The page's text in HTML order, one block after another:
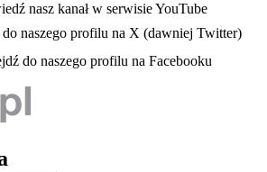
otwiera się w nowej karcie
nasz kanał w serwisie YouTube
karcie
do naszego profilu na X (dawniej Twitter)
- otwiera się w nowej karcie
do naszego profilu na Facebooku